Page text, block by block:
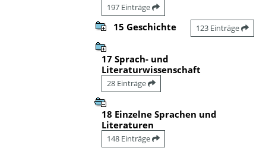
197 Einträge
15 Geschichte 123 Einträge
17 Sprach- und
Literaturwissenschaft
28 Einträge
18 Einzelne Sprachen und
Literaturen
148 Einträge